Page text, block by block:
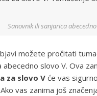
Sanovnik ili sanjarica abecedno
možete pročitati
abecedno slovo V. Ova
za slovo V će vas
vas zanima još